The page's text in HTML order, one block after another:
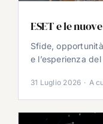
ESET e le
Sfide,
e l’esperienza
31 Luglio 2026 · A